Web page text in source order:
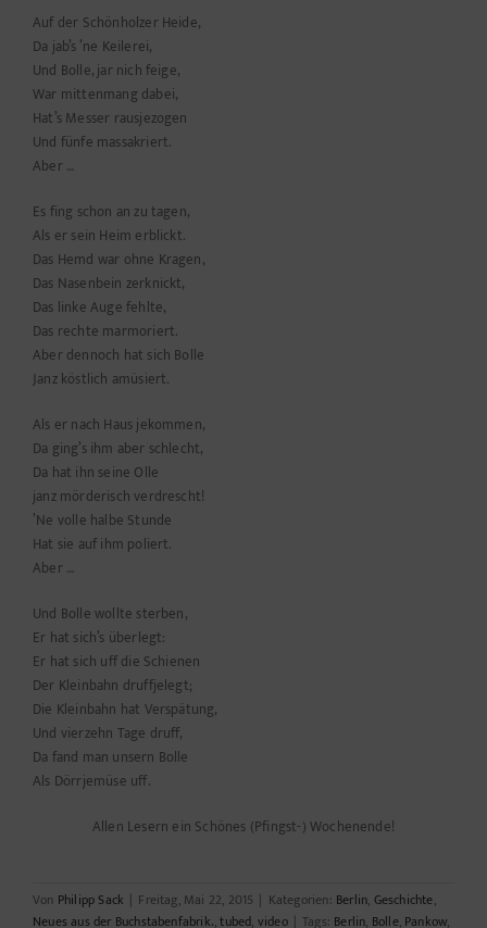
Auf der Schönholzer Heide,
Da jab’s ’ne Keilerei,
Und Bolle, jar nich feige,
War mittenmang dabei,
Hat’s Messer rausjezogen
Und fünfe massakriert.
Aber …
Es fing schon an zu tagen,
Als er sein Heim erblickt.
Das Hemd war ohne Kragen,
Das Nasenbein zerknickt,
Das linke Auge fehlte,
Das rechte marmoriert.
Aber dennoch hat sich Bolle
Janz köstlich amüsiert.
Als er nach Haus jekommen,
Da ging’s ihm aber schlecht,
Da hat ihn seine Olle
janz mörderisch verdrescht!
’Ne volle halbe Stunde
Hat sie auf ihm poliert.
Aber …
Und Bolle wollte sterben,
Er hat sich’s überlegt:
Er hat sich uff die Schienen
Der Kleinbahn druffjelegt;
Die Kleinbahn hat Verspätung,
Und vierzehn Tage druff,
Da fand man unsern Bolle
Als Dörrjemüse uff.
Allen Lesern ein Schönes (Pfingst-) Wochenende!
Von Philipp Sack | Freitag, Mai 22, 2015 | Kategorien: Berlin, Geschichte,
Neues aus der Buchstabenfabrik.,tubed, video | Tags: Berlin, Bolle, Pankow,